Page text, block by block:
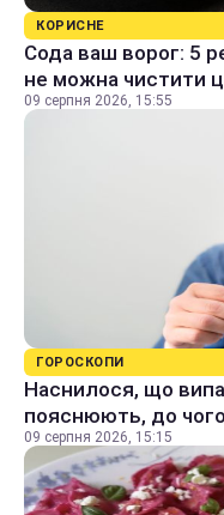
КОРИСНЕ
Сода ваш ворог: 5
не можна чистити
09 серпня 2026, 15:55
ГОРОСКОПИ
Наснилося, що
пояснюють, до
09 серпня 2026, 15:15